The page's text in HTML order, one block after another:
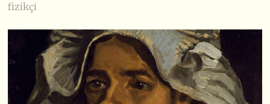
fizikçi